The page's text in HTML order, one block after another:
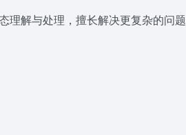
理解与处理，擅长解决更复杂的问题